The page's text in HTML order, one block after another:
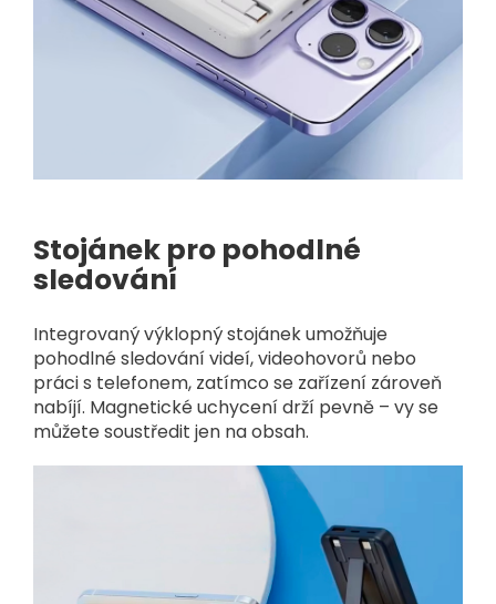
Stojánek pro pohodlné
sledování
Integrovaný výklopný stojánek umožňuje
pohodlné sledování videí, videohovorů nebo
práci s telefonem, zatímco se zařízení zároveň
nabíjí. Magnetické uchycení drží pevně – vy se
můžete soustředit jen na obsah.